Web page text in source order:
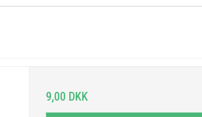
9,00 DKK